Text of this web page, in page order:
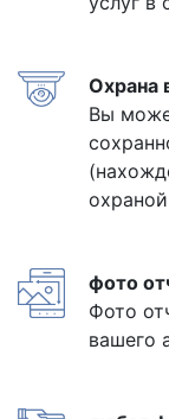
Охрана
Вы
фото
Фото
вашего